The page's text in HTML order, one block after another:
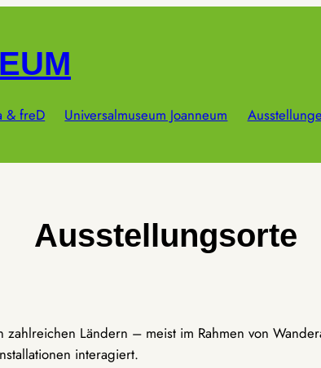
& freD Universalmuseum Joanneum
Ausstellungsorte
Ländern – meist im Rahmen von
interagiert.